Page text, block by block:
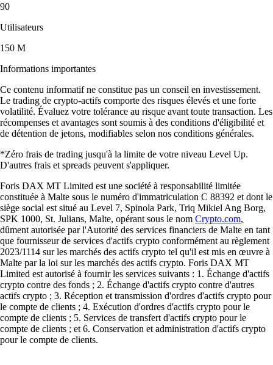
90
Utilisateurs
150 M
Informations importantes
Ce contenu informatif ne constitue pas un conseil en investissement.
Le trading de crypto-actifs comporte des risques élevés et une forte
volatilité. Évaluez votre tolérance au risque avant toute transaction. Les
récompenses et avantages sont soumis à des conditions d'éligibilité et
de détention de jetons, modifiables selon nos conditions générales.
*Zéro frais de trading jusqu'à la limite de votre niveau Level Up.
D'autres frais et spreads peuvent s'appliquer.
Foris DAX MT Limited est une société à responsabilité limitée
constituée à Malte sous le numéro d'immatriculation C 88392 et dont le
siège social est situé au Level 7, Spinola Park, Triq Mikiel Ang Borg,
SPK 1000, St. Julians, Malte, opérant sous le nom Crypto.com,
dûment autorisée par l'Autorité des services financiers de Malte en tant
que fournisseur de services d'actifs crypto conformément au règlement
2023/1114 sur les marchés des actifs crypto tel qu'il est mis en œuvre à
Malte par la loi sur les marchés des actifs crypto. Foris DAX MT
Limited est autorisé à fournir les services suivants : 1. Échange d'actifs
crypto contre des fonds ; 2. Échange d'actifs crypto contre d'autres
actifs crypto ; 3. Réception et transmission d'ordres d'actifs crypto pour
le compte de clients ; 4. Exécution d'ordres d'actifs crypto pour le
compte de clients ; 5. Services de transfert d'actifs crypto pour le
compte de clients ; et 6. Conservation et administration d'actifs crypto
pour le compte de clients.